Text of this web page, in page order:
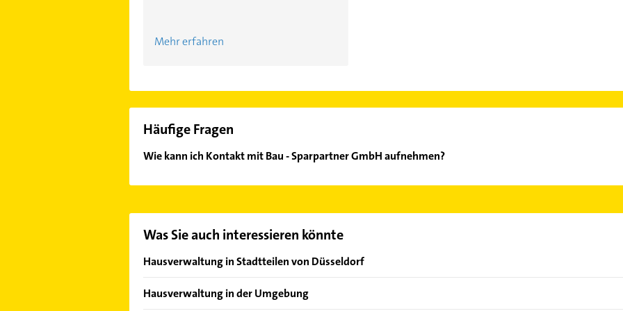
Mehr erfahren
Häufige Fragen
Wie kann ich Kontakt mit Bau - Sparpartner GmbH aufnehmen?
Was Sie auch interessieren könnte
Hausverwaltung in Stadtteilen von Düsseldorf
Benrath
Hausverwaltung in der Umgebung